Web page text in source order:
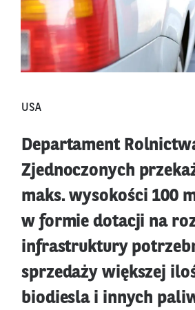
USA
Departament
Zjednoczonych
maks. wysokości 100
w formie dotacji na
infrastruktury
sprzedaży większej
biodiesla i innych